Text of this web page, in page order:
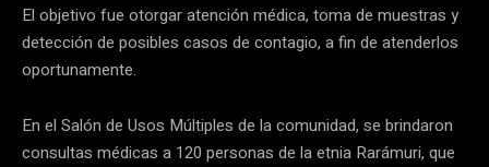
El objetivo fue otorgar atención médica, toma de muestras y
detección de posibles casos de contagio, a fin de atenderlos
oportunamente.
En el Salón de Usos Múltiples de la comunidad, se brindaron
consultas médicas a 120 personas de la etnia Rarámuri, que